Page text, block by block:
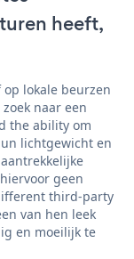
heeft,
lokale beurzen
naar een
the ability om
lichtgewicht en
geen
third-party
van hen leek
en moeilijk te